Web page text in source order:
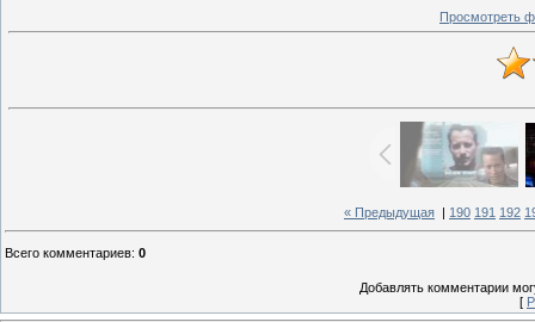
Просмотреть
« Предыдущая 190 191 192
Всего комментариев: 0
Добавлять комментарии
[